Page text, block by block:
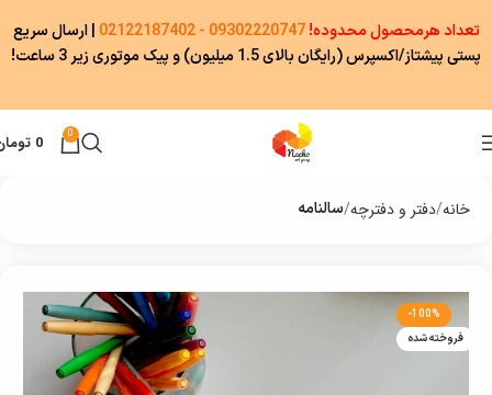
0
0
خانه دفتر و دفترچه سالنامه
-100%
فروخته شده
تعداد هرمحصول محدوده!09302220747 - 02122187402
|ارسال سریع
پستی پیشتاز/اکسپرس (رایگان بالای 1.5 میلیون) و پیک موتوری زیر 3 ساعت!